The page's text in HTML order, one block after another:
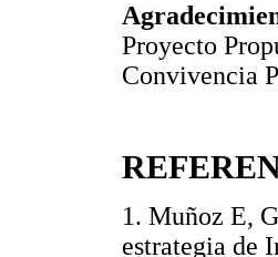
Proyecto
Convivencia
1. Muñoz E,
estrategia de